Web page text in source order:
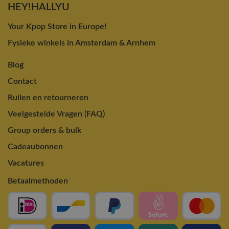
HEY!HALLYU
Your Kpop Store in Europe!
Fysieke winkels in Amsterdam & Arnhem
Blog
Contact
Ruilen en retourneren
Veelgestelde Vragen (FAQ)
Group orders & bulk
Cadeaubonnen
Vacatures
Betaalmethoden